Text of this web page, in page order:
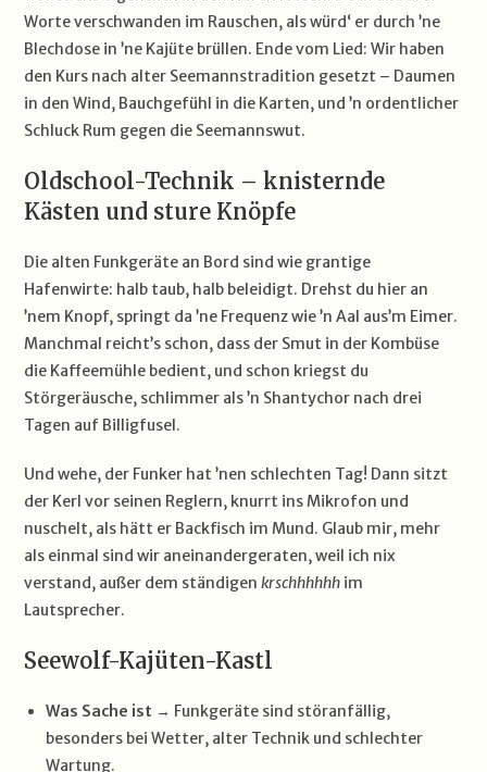
Worte verschwanden im Rauschen, als würd‘ er durch ’ne
Blechdose in ’ne Kajüte brüllen. Ende vom Lied: Wir haben
den Kurs nach alter Seemannstradition gesetzt – Daumen
in den Wind, Bauchgefühl in die Karten, und ’n ordentlicher
Schluck Rum gegen die Seemannswut.
Oldschool-Technik – knisternde
Kästen und sture Knöpfe
Die alten Funkgeräte an Bord sind wie grantige
Hafenwirte: halb taub, halb beleidigt. Drehst du hier an
’nem Knopf, springt da ’ne Frequenz wie ’n Aal aus’m Eimer.
Manchmal reicht’s schon, dass der Smut in der Kombüse
die Kaffeemühle bedient, und schon kriegst du
Störgeräusche, schlimmer als ’n Shantychor nach drei
Tagen auf Billigfusel.
Und wehe, der Funker hat ’nen schlechten Tag! Dann sitzt
der Kerl vor seinen Reglern, knurrt ins Mikrofon und
nuschelt, als hätt er Backfisch im Mund. Glaub mir, mehr
als einmal sind wir aneinandergeraten, weil ich nix
verstand, außer dem ständigenkrschhhhhh im
Lautsprecher.
Seewolf-Kajüten-Kastl
Was Sache ist → Funkgeräte sind störanfällig,
besonders bei Wetter, alter Technik und schlechter
Wartung.